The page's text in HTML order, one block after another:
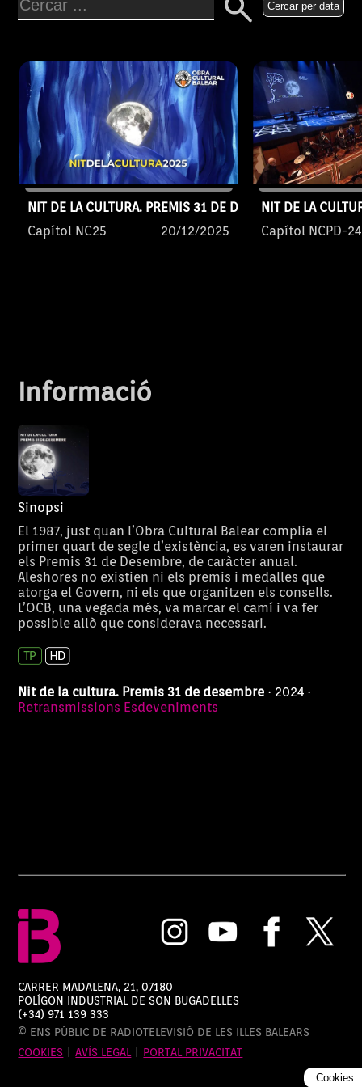
Cercar per data
NIT DE LA CULTURA. PREMIS 31 DE DESEMBRE 2025
Capítol NC25
20/12/2025
entitats i obres. El jurat, presidit
escriptora, Ruth Mateu Vinent,
membre de l'OCB, i els vocals
de l'entitat, Neus Picó Veny i
Maties Garcies Salvà.
NIT DE LA
Capítol NCPD-24
Informació
Sinopsi
El 1987, just quan l’Obra Cultural Balear complia el
primer quart de segle d’existència, es varen instaurar
els Premis 31 de Desembre, de caràcter anual.
Aleshores no existien ni els premis i medalles que
atorga el Govern, ni els que organitzen els consells.
L’OCB, una vegada més, va marcar el camí i va fer
possible allò que considerava necessari.
Nit de la cultura. Premis 31 de desembre · 2024 ·
Retransmissions Esdeveniments
CARRER MADALENA, 21, 07180
POLÍGON INDUSTRIAL DE SON BUGADELLES
(+34) 971 139 333
© ENS PÚBLIC DE RADIOTELEVISIÓ DE LES ILLES BALEARS
COOKIES |AVÍS LEGAL PORTAL PRIVACITAT
Cookies